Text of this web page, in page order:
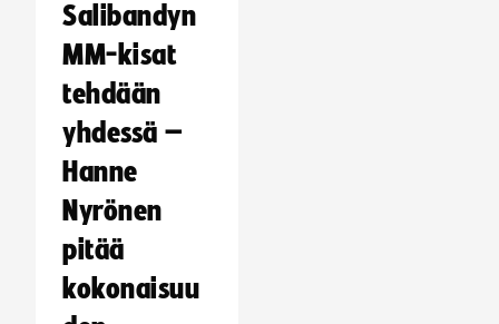
Salibandyn
MM-kisat
tehdään
yhdessä –
Hanne
Nyrönen
pitää
kokonaisuu